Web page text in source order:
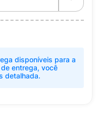
disponíveis para a
entrega, você
detalhada.